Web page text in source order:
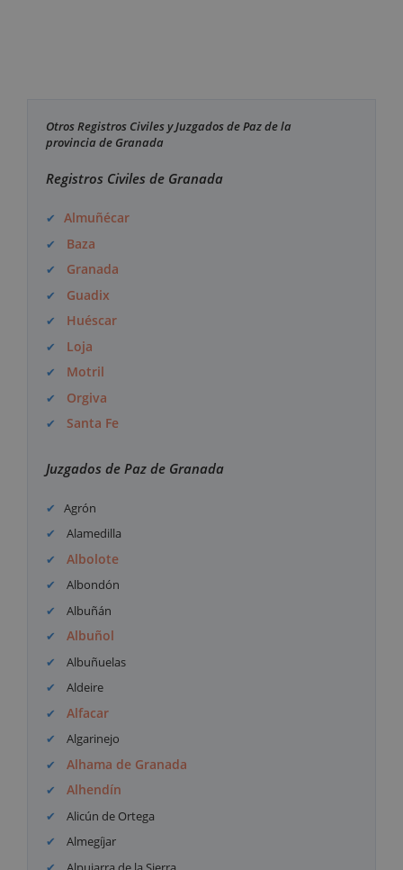
Otros Registros Civiles y Juzgados de Paz de la
provincia de Granada
Registros Civiles de Granada
Almuñécar
Baza
Granada
Guadix
Huéscar
Loja
Motril
Orgiva
Santa Fe
Juzgados de Paz de Granada
Agrón
Alamedilla
Albolote
Albondón
Albuñán
Albuñol
Albuñuelas
Aldeire
Alfacar
Algarinejo
Alhama de Granada
Alhendín
Alicún de Ortega
Almegíjar